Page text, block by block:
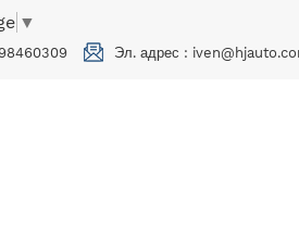
▼
Эл. адрес :